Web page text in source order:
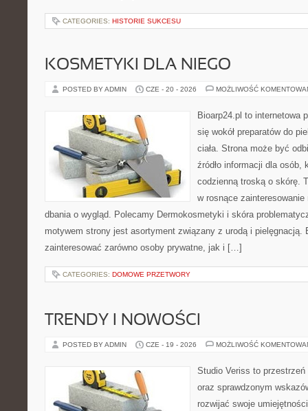
CATEGORIES: HISTORIE SUKCESU
KOSMETYKI DLA NIEGO
POSTED BY ADMIN CZE - 20 - 2026 MOŻLIWOŚĆ
Bioarp24.pl to internetowa
się wokół preparatów do
ciała. Strona może być
źródło informacji dla osób,
codzienną troską o skórę.
w rosnące
dbania o wygląd. Polecamy Dermokosmetyki i skóra
motywem strony jest asortyment związany z urodą i pielęgnacją.
zainteresować zarówno osoby prywatne, jak i […]
CATEGORIES: DOMOWE PRZETWORY
TRENDY I NOWOŚCI
POSTED BY ADMIN CZE - 19 - 2026 MOŻLIWOŚĆ
Studio Veriss to
oraz sprawdzonym
rozwijać swoje